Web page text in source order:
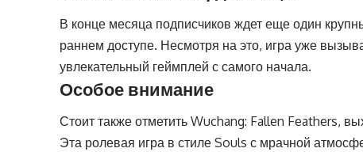
В конце месяца подписчиков ждет еще один
раннем доступе. Несмотря на это, игра уже
увлекательный геймплей с самого начала.
Особое внимание
Стоит также отметить Wuchang: Fallen Feathers,
Эта ролевая игра в стиле Souls с мрачной